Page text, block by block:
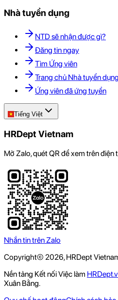
Nhà tuyển dụng
NTD sẽ nhận được gì?
Đăng tin ngay
Tìm Ứng viên
Trang chủ Nhà tuyển dụng
Ứng viên đã ứng tuyển
Tiếng Việt
HRDept Vietnam
Mở Zalo, quét QR để xem trên điện
Nhắn tin trên Zalo
Copyright© 2026, HRDept
Nền tảng Kết nối Việc làm
Xuân Bằng.